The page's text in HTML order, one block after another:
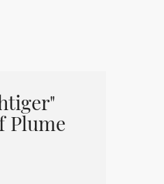
Plume